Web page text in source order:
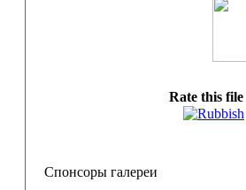
Rate this file
Спонсоры галереи